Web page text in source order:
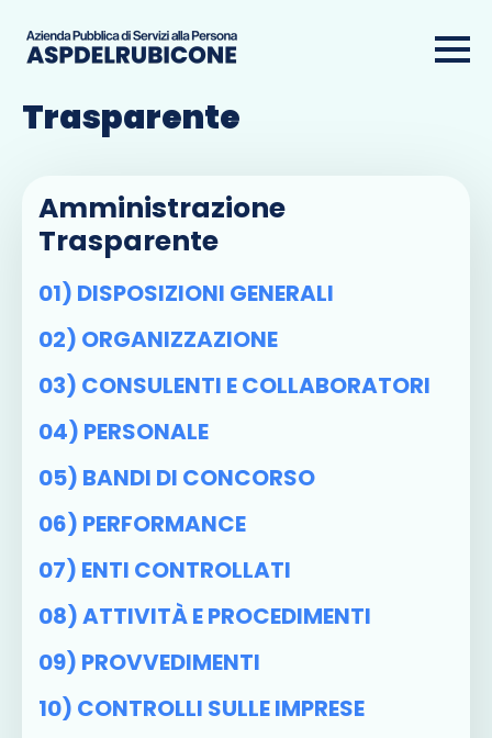
Amministrazione
Trasparente
Amministrazione
Trasparente
01) DISPOSIZIONI GENERALI
02) ORGANIZZAZIONE
03) CONSULENTI E COLLABORATORI
04) PERSONALE
05) BANDI DI CONCORSO
06) PERFORMANCE
07) ENTI CONTROLLATI
08) ATTIVITÀ E PROCEDIMENTI
09) PROVVEDIMENTI
10) CONTROLLI SULLE IMPRESE